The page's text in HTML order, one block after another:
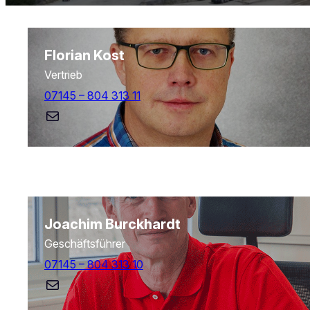
Florian Kost
Vertrieb
07145 – 804 313 11
E-Mail
Joachim Burckhardt
Geschäftsführer
07145 – 804 313 10
E-Mail